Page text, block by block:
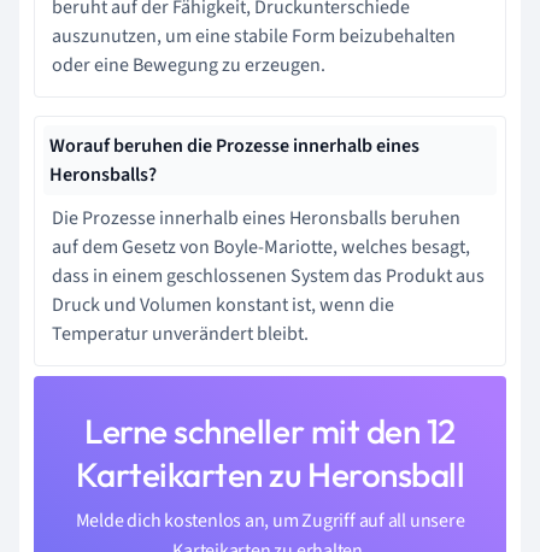
beruht auf der Fähigkeit, Druckunterschiede
auszunutzen, um eine stabile Form beizubehalten
oder eine Bewegung zu erzeugen.
Worauf beruhen die Prozesse innerhalb eines
Heronsballs?
Die Prozesse innerhalb eines Heronsballs beruhen
auf dem Gesetz von Boyle-Mariotte, welches besagt,
dass in einem geschlossenen System das Produkt aus
Druck und Volumen konstant ist, wenn die
Temperatur unverändert bleibt.
Lerne schneller mit den 12
Karteikarten zu Heronsball
Melde dich kostenlos an, um Zugriff auf all unsere